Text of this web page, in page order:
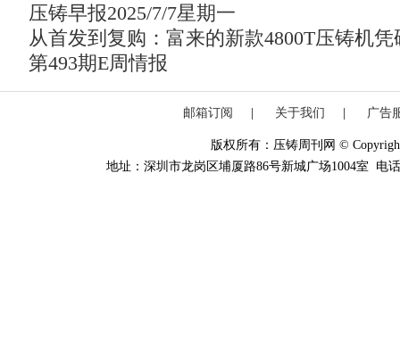
压铸早报2025/7/7星期一
从首发到复购：富来的新款4800T压铸机
第493期E周情报
邮箱订阅 关于我们 广告
版权所有：压铸周刊网 ©
地址：深圳市龙岗区埔厦路86号新城广场1004室 电